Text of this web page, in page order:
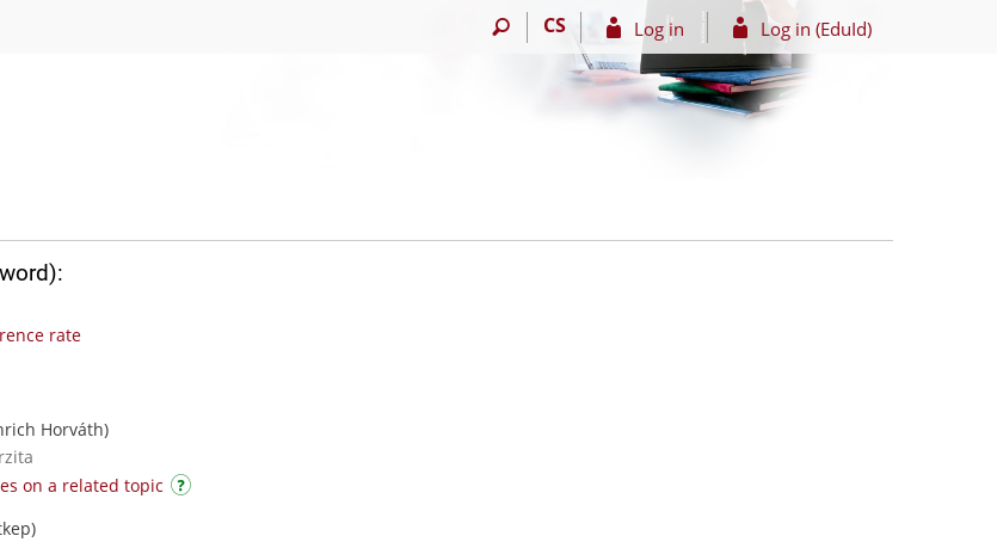
CS Log in Log in (EduId)
rate
Horváth)
on a related topic